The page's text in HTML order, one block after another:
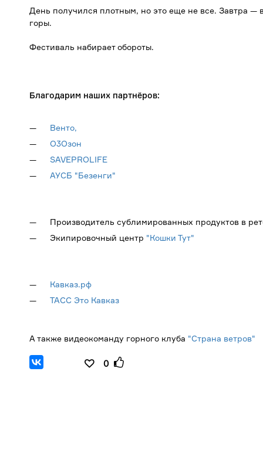
День получился плотным, но это еще не все. Завтра
горы.
Фестиваль набирает обороты.
Благодарим наших партнёров:
Венто,
О3Озон
SAVEPROLIFE
АУСБ "Безенги"
Производитель сублимированных продуктов в
Экипировочный центр "Кошки Тут"
Кавказ.рф
ТАСС Это Кавказ
А также видеокоманду горного клуба "Страна ветров"
0